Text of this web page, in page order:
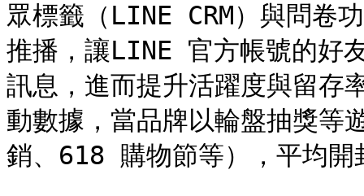
眾標籤（LINE CRM）與問卷
推播，讓LINE 官方帳號的好
訊息，進而提升活躍度與留
動數據，當品牌以輪盤抽獎等
銷、618 購物節等），平均開